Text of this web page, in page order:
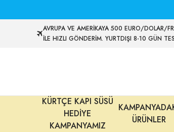
AVRUPA VE AMERİKAYA 500 EURO/DOLAR/
İLE HIZLI GÖNDERİM. YURTDIŞI 8-10 GÜN
KÜRTÇE KAPI SÜSÜ
HEDİYE
KAMPANYAMIZ
ÜRÜNLER